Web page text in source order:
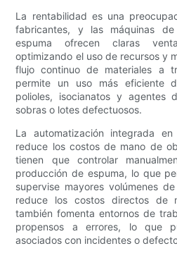
La rentabilidad es una
fabricantes, y las máquinas
espuma ofrecen claras
optimizando el uso de recursos y
flujo continuo de materiales a
permite un uso más eficiente
polioles, isocianatos y agentes
sobras o lotes defectuosos.
La automatización integrada
reduce los costos de mano de
tienen que controlar
producción de espuma, lo que
supervise mayores volúmenes
reduce los costos directos de
también fomenta entornos de
propensos a errores, lo que
asociados con incidentes o